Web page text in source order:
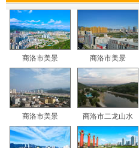
商洛市美景 商洛市美景
商洛市美景 商洛市二龙山水